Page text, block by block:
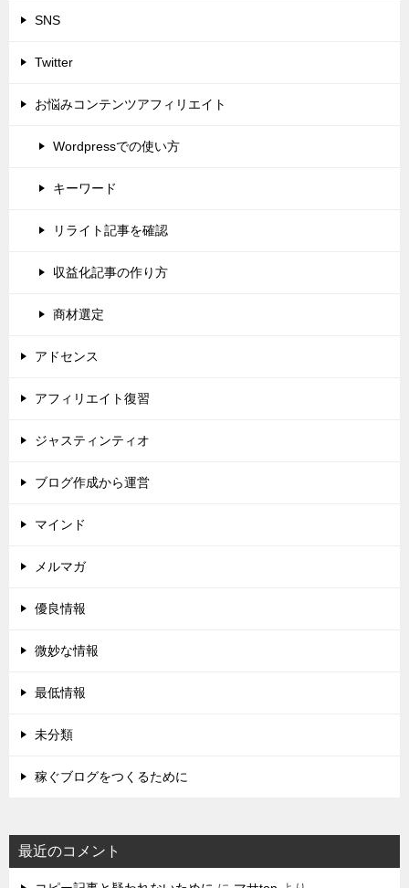
SNS
Twitter
お悩みコンテンツアフィリエイト
Wordpressでの使い方
キーワード
リライト記事を確認
収益化記事の作り方
商材選定
アドセンス
アフィリエイト復習
ジャスティンティオ
ブログ作成から運営
マインド
メルマガ
優良情報
微妙な情報
最低情報
未分類
稼ぐブログをつくるために
最近のコメント